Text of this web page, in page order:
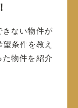
ない物件が
条件を教え
物件を紹介